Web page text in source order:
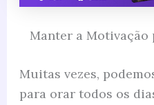
Manter a Motivação
Muitas vezes,
para orar todos os